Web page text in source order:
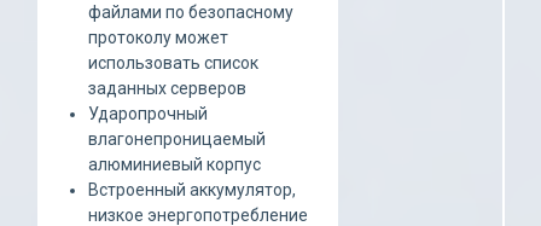
файлами по безопасному
протоколу может
использовать список
заданных серверов
Ударопрочный
влагонепроницаемый
алюминиевый корпус
Встроенный аккумулятор,
низкое энергопотребление